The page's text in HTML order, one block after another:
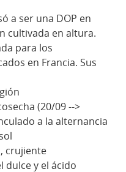
a ser una DOP en
cultivada en altura.
para los
en Francia. Sus
(20/09 -->
a la alternancia
crujiente
dulce y el ácido